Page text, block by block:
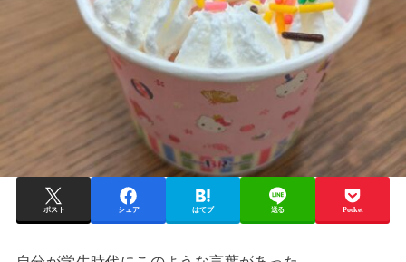
ポスト シェア はてブ 送る Pocket